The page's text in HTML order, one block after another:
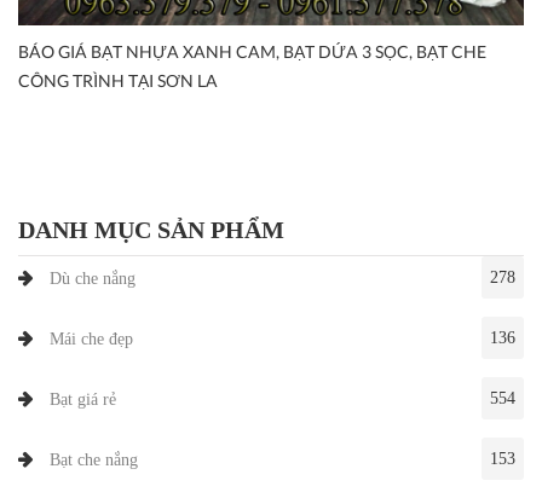
BÁO GIÁ BẠT NHỰA XANH CAM, BẠT DỨA 3 SỌC, BẠT CHE
CÔNG TRÌNH TẠI SƠN LA
DANH MỤC SẢN PHẨM
Dù che nắng 278
Mái che đẹp 136
Bạt giá rẻ 554
Bạt che nắng 153